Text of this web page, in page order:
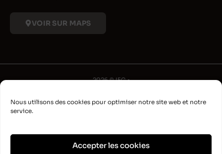
Nous utilisons des cookies pour optimiser notre site web et notre
service.
Accepter les cookies
VOIR SUR MAPS
2026 © IFG •
•
•